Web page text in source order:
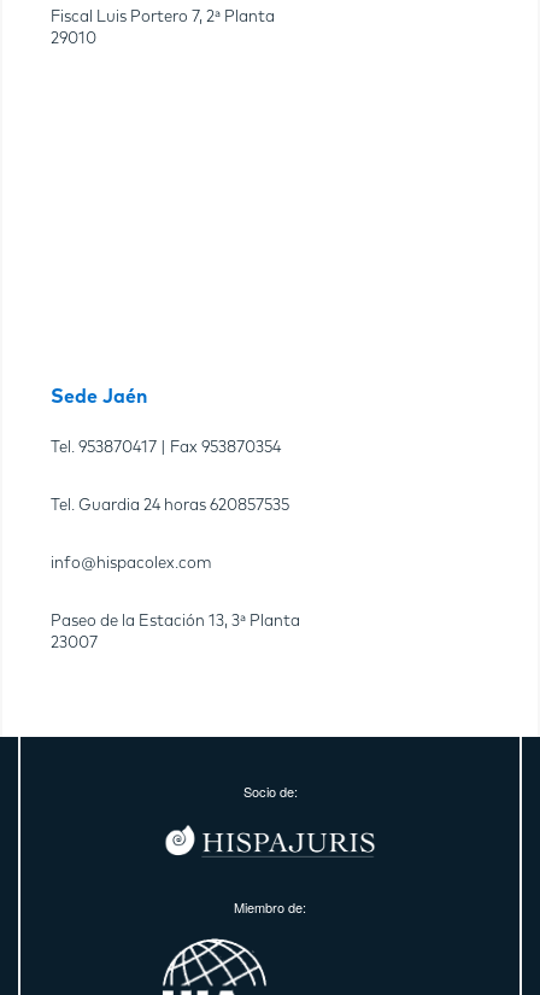
Fiscal Luis Portero 7, 2ª Planta
29010
Sede Jaén
Tel. 953870417 | Fax 953870354
Tel. Guardia 24 horas 620857535
info@hispacolex.com
Paseo de la Estación 13, 3ª Planta
23007
Socio de:
Miembro de: